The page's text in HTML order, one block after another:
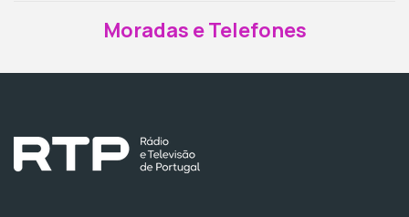
Moradas e Telefones